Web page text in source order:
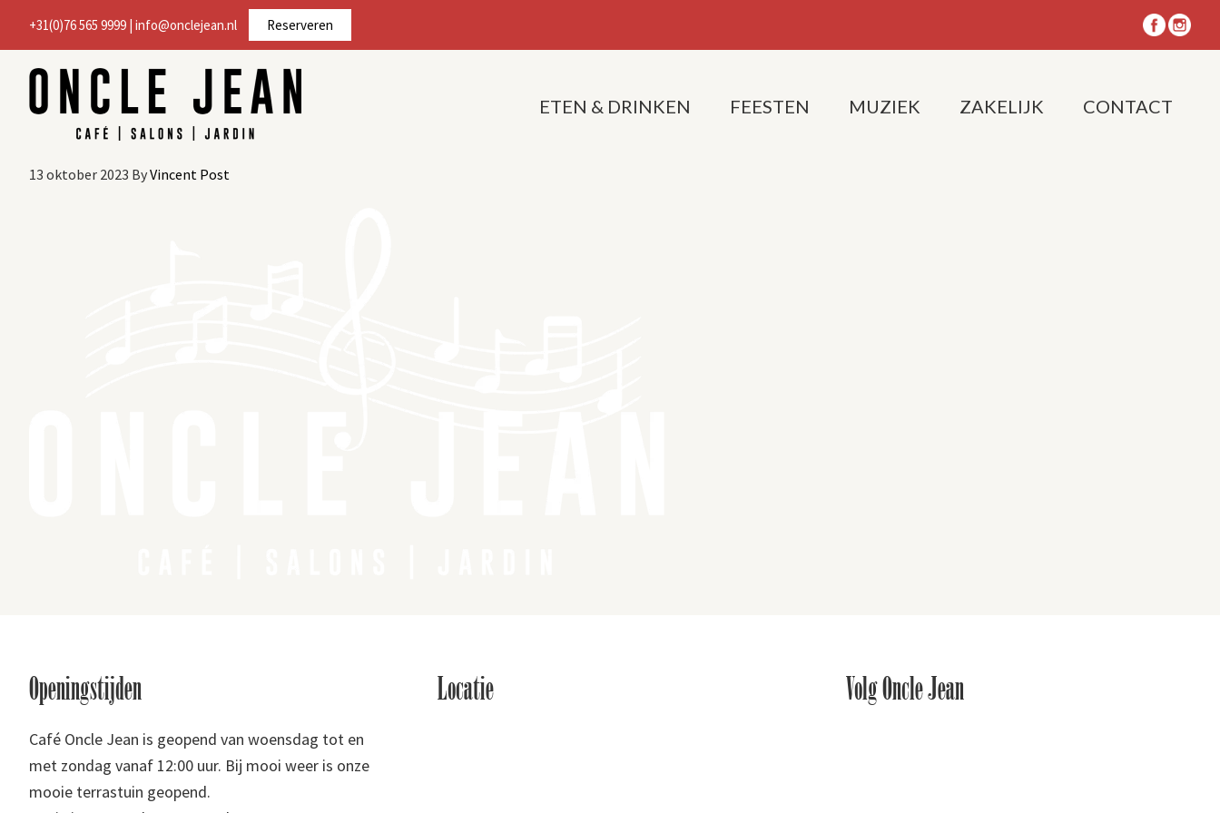
Door
hoofd
Spring
voettekst
+31(0)76 565 9999 | info@onclejean.nl Reserveren
ETEN & DRINKEN FEESTEN MUZIEK ZAKELIJK CONTACT
13 oktober 2023 ByVincent Post
FooterOpeningstijden
Café Oncle Jean is geopend van woensdag tot en
met zondag vanaf 12:00 uur. Bij mooi weer is onze
mooie terrastuin geopend.
Locatie Volg Oncle Jean